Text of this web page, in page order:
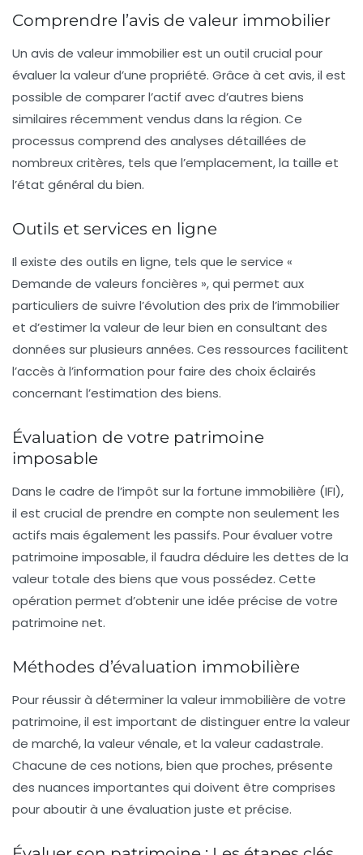
Comprendre l’avis de valeur immobilier
Un avis de valeur immobilierest un outil crucial pour
évaluer la valeur d’une propriété. Grâce à cet avis, il est
possible de comparer l’actif avec d’autres biens
similaires récemment vendus dans la région. Ce
processus comprend des analyses détaillées de
nombreux critères, tels que l’emplacement, la taille et
l’état général du bien.
Outils et services en ligne
Il existe des outils en ligne, tels que le service «
Demande de valeurs foncières », qui permet aux
particuliers de suivre l’évolution des prix de l’immobilier
et d’estimer la valeur de leur bien en consultant des
données sur plusieurs années. Ces ressources facilitent
l’accès à l’information pour faire des choix éclairés
concernant l’estimation des biens.
Évaluation de votre patrimoine
imposable
Dans le cadre de l’impôt sur la fortune immobilière (IFI),
il est crucial de prendre en compte non seulement les
actifs mais également les passifs. Pour évaluer votre
patrimoine imposable, il faudra déduire les dettes de la
valeur totale des biens que vous possédez. Cette
opération permet d’obtenir une idée précise de votre
patrimoine net.
Méthodes d’évaluation immobilière
Pour réussir à déterminer la valeur immobilière de votre
patrimoine, il est important de distinguer entre la valeur
de marché, la valeur vénale, et la valeur cadastrale.
Chacune de ces notions, bien que proches, présente
des nuances importantes qui doivent être comprises
pour aboutir à une évaluation juste et précise.